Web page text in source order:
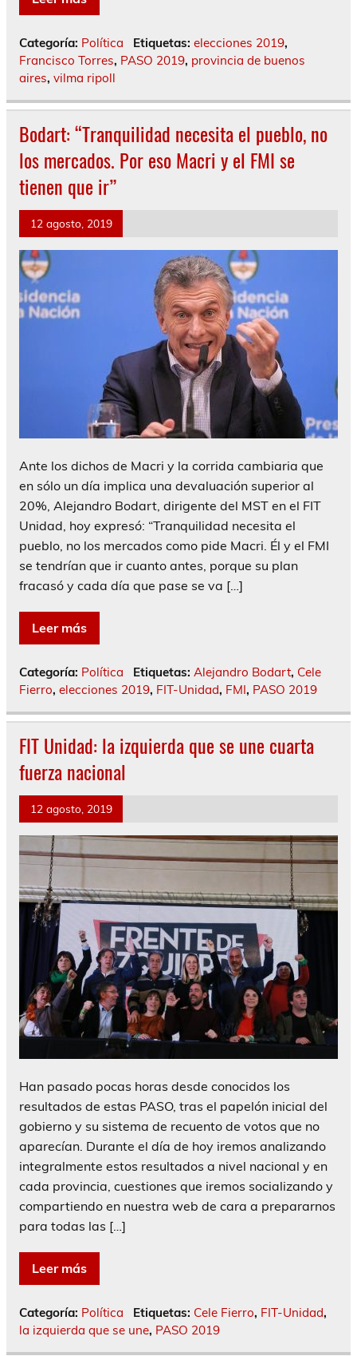
Categoría: Política Etiquetas: elecciones 2019,
Francisco Torres, PASO 2019, provincia de buenos
aires, vilma ripoll
Bodart: “Tranquilidad necesita el pueblo, no
los mercados. Por eso Macri y el FMI se
tienen que ir”
12 agosto, 2019
Ante los dichos de Macri y la corrida cambiaria que
en sólo un día implica una devaluación superior al
20%, Alejandro Bodart, dirigente del MST en el FIT
Unidad, hoy expresó: “Tranquilidad necesita el
pueblo, no los mercados como pide Macri. Él y el FMI
se tendrían que ir cuanto antes, porque su plan
fracasó y cada día que pase se va […]
Leer más
Categoría: Política Etiquetas: Alejandro Bodart, Cele
Fierro, elecciones 2019, FIT-Unidad, FMI, PASO 2019
FIT Unidad: la izquierda que se une cuarta
fuerza nacional
12 agosto, 2019
Han pasado pocas horas desde conocidos los
resultados de estas PASO, tras el papelón inicial del
gobierno y su sistema de recuento de votos que no
aparecían. Durante el día de hoy iremos analizando
integralmente estos resultados a nivel nacional y en
cada provincia, cuestiones que iremos socializando y
compartiendo en nuestra web de cara a prepararnos
para todas las […]
Leer más
Categoría: Política Etiquetas: Cele Fierro, FIT-Unidad,
la izquierda que se une, PASO 2019